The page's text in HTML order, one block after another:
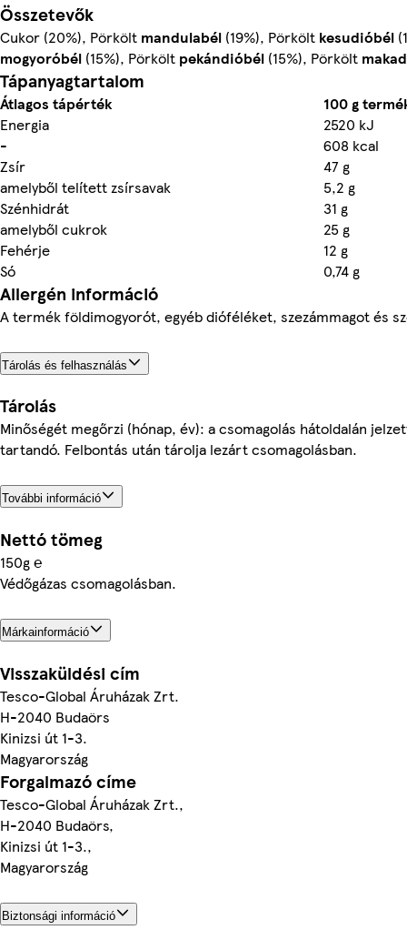
Összetevők
Cukor (20%), Pörkölt mandulabél (19%), Pörkölt kesudióbél
mogyoróbél (15%), Pörkölt pekándióbél (15%), Pörkölt
Tápanyagtartalom
Átlagos tápérték
100 g
Energia
2520 kJ
-
608 kcal
Zsír
47 g
amelyből telített zsírsavak
5,2 g
Szénhidrát
31 g
amelyből cukrok
25 g
Fehérje
12 g
Só
0,74 g
Allergén információ
A termék földimogyorót, egyéb dióféléket, szezámmagot és
Tárolás és felhasználás
Tárolás
Minőségét megőrzi (hónap, év): a csomagolás hátoldalán
tartandó. Felbontás után tárolja lezárt csomagolásban.
További információ
Nettó tömeg
150g ℮
Védőgázas csomagolásban.
Márkainformáció
Visszaküldési cím
Tesco-Global Áruházak Zrt.
H-2040 Budaörs
Kinizsi út 1-3.
Magyarország
Forgalmazó címe
Tesco-Global Áruházak Zrt.,
H-2040 Budaörs,
Kinizsi út 1-3.,
Magyarország
Biztonsági információ